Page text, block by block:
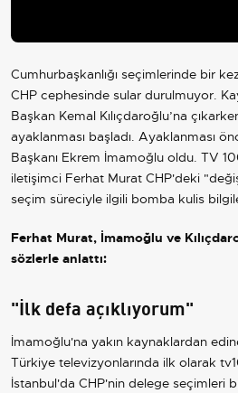
Cumhurbaşkanlığı seçimlerinde bir
CHP cephesinde sular durulmuyor.
Başkan Kemal Kılıçdaroğlu’na
ayaklanması başladı. Ayaklanması
Başkanı Ekrem İmamoğlu oldu. TV
iletişimci Ferhat Murat CHP'deki
seçim süreciyle ilgili bomba kulis
Ferhat Murat, İmamoğlu ve
sözlerle anlattı:
"İlk defa açıklıyorum"
İmamoğlu'na yakın kaynaklardan
Türkiye televizyonlarında ilk olarak
İstanbul'da CHP'nin delege seçimleri